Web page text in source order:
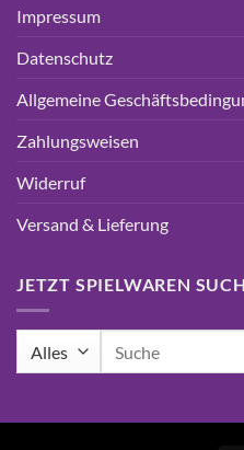
Impressum
Datenschutz
Allgemeine
Zahlungsweisen
Widerruf
Versand & Lieferung
JETZT SPIELWAREN